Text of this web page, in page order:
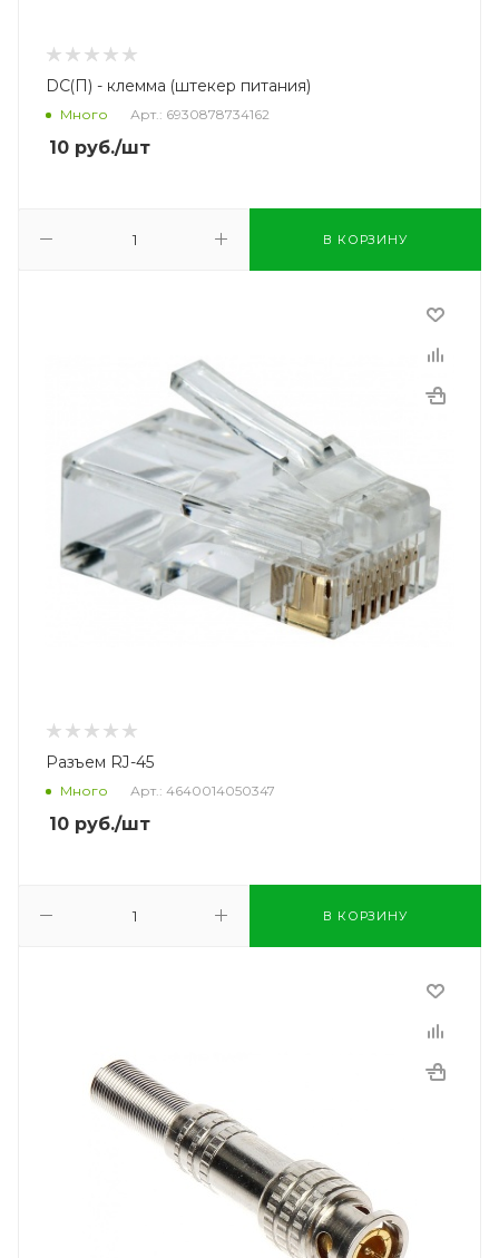
DC(П) - клемма (штекер питания)
Много Арт.: 6930878734162
10 руб./шт
В КОРЗИНУ
Разъем RJ-45
Много Арт.: 4640014050347
10 руб./шт
В КОРЗИНУ